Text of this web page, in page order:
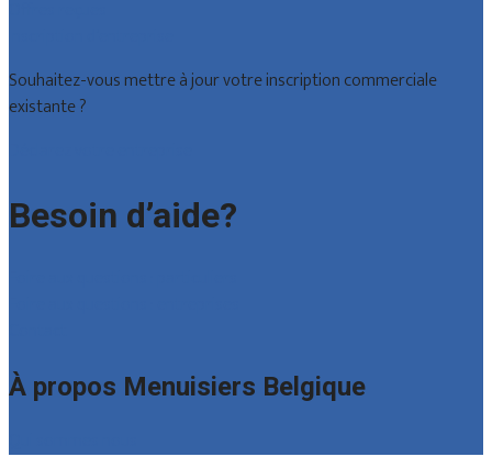
Souhaitez-vous mettre à jour votre inscription commerciale
existante ?
Besoin d’aide?
À propos Menuisiers Belgique